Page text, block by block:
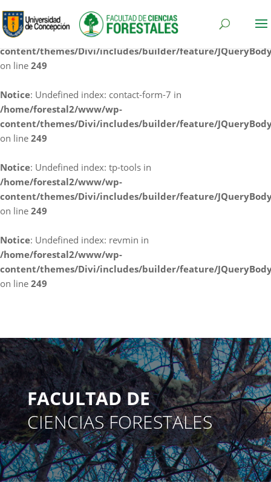
Notice: Undefined index: cf7rl-redirect_method in
/home/forestal2/www/wp-
content/themes/Divi/includes/builder/feature/
on line 249
Notice: Undefined index: contact-form-7 in
/home/forestal2/www/wp-
content/themes/Divi/includes/builder/feature/
on line 249
Notice: Undefined index: tp-tools in
/home/forestal2/www/wp-
content/themes/Divi/includes/builder/feature/
on line 249
Notice: Undefined index: revmin in
/home/forestal2/www/wp-
content/themes/Divi/includes/builder/feature/
on line 249
FACULTAD DE
CIENCIAS FORESTALES